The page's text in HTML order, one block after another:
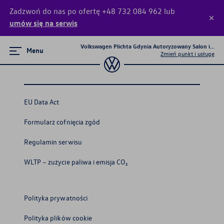
Zadzwoń do nas po ofertę +48 732 084 962 lub
umów się na serwis
Menu
Volkswagen Plichta Gdynia Autoryzowany Salon i
Zmień punkt i usługę
Poznaj modele
Tiguan
T-Cross
ID.7
EU Data Act
Formularz cofnięcia zgód
Regulamin serwisu
WLTP – zużycie paliwa i emisja CO₂
Polityka prywatności
Polityka plików cookie